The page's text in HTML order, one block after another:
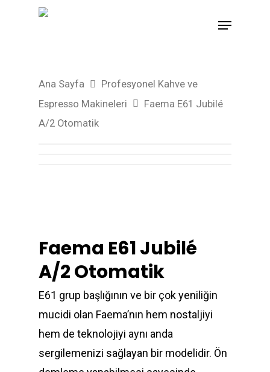
Ana Sayfa
Profesyonel Kahve ve
Espresso Makineleri
Faema E61 Jubilé
A/2 Otomatik
Faema E61 Jubilé
A/2 Otomatik
E61 grup başlığının ve bir çok yeniliğin
mucidi olan Faema’nın hem nostaljiyi
hem de teknolojiyi aynı anda
sergilemenizi sağlayan bir modelidir. Ön